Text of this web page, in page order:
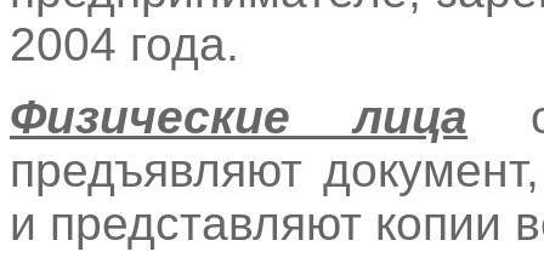
2004 года.
Физические лица
предъявляют
и представляют копии